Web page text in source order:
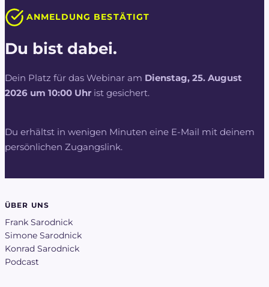
ANMELDUNG BESTÄTIGT
Du bist dabei.
Dein Platz für das Webinar am Dienstag, 25. August
2026 um 10:00 Uhr ist gesichert.
Du erhältst in wenigen Minuten eine E-Mail mit deinem
persönlichen Zugangslink.
ÜBER UNS
Frank Sarodnick
Simone Sarodnick
Konrad Sarodnick
Podcast